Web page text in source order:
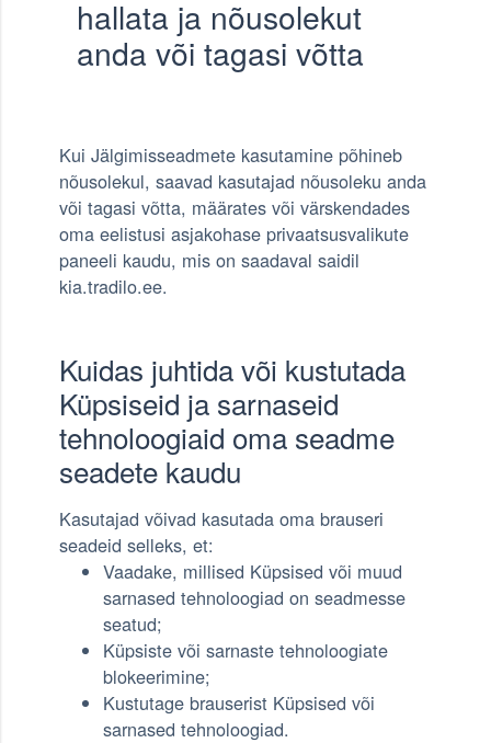
hallata ja nõusolekut
anda või tagasi võtta
Kui Jälgimisseadmete kasutamine põhineb
nõusolekul, saavad kasutajad nõusoleku anda
või tagasi võtta, määrates või värskendades
oma eelistusi asjakohase privaatsusvalikute
paneeli kaudu, mis on saadaval saidil
kia.tradilo.ee.
Kuidas juhtida või kustutada
Küpsiseid ja sarnaseid
tehnoloogiaid oma seadme
seadete kaudu
Kasutajad võivad kasutada oma brauseri
seadeid selleks, et:
Vaadake, millised Küpsised või muud
sarnased tehnoloogiad on seadmesse
seatud;
Küpsiste või sarnaste tehnoloogiate
blokeerimine;
Kustutage brauserist Küpsised või
sarnased tehnoloogiad.